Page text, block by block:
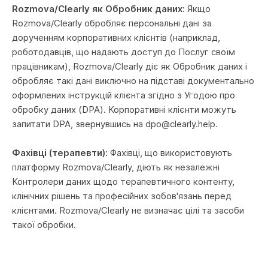
Rozmova/Clearly як Обробник даних: Якщо
Rozmova/Clearly обробляє персональні дані за
дорученням корпоративних клієнтів (наприклад,
роботодавців, що надають доступ до Послуг своїм
працівникам), Rozmova/Clearly діє як Обробник даних і
обробляє такі дані виключно на підставі документально
оформлених інструкцій клієнта згідно з Угодою про
обробку даних (DPA). Корпоративні клієнти можуть
запитати DPA, звернувшись на dpo@clearly.help.
Фахівці (терапевти): Фахівці, що використовують
платформу Rozmova/Clearly, діють як незалежні
Контролери даних щодо терапевтичного контенту,
клінічних рішень та професійних зобов'язань перед
клієнтами. Rozmova/Clearly не визначає цілі та засоби
такої обробки.